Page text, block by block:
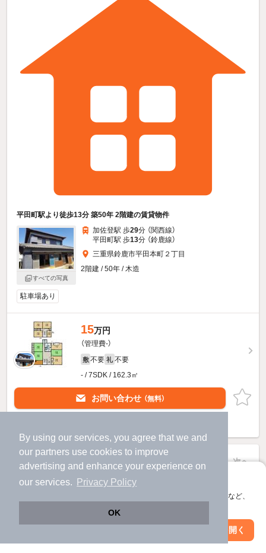
By using our services, you agree that we and
our partners use cookies to improve
advertising and enhance your experience on
our services.
Privacy Policy
OK
アプリに切り替えて、サクサクお部屋探し
会員登録なしですぐ使える。マップ検索やお気に入り保存など、
アプリを開く
平田町駅より徒歩13分 築50年 2階建の賃貸物件
すべての写真
加佐登駅 歩29分 （関西線）
平田町駅 歩13分 （鈴鹿線）
三重県鈴鹿市平田本町２丁目
2階建 / 50年 / 木造
駐車場あり
15万円
（管理費-）
敷 不要 礼 不要
- / 7SDK / 162.3㎡
お問い合わせ （無料）
前へ
1ページ目
全1ページ
次へ
物件数16件 2026年08月07日
絞り込み条件を変更